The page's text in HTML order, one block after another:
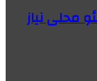
محلی نیاز